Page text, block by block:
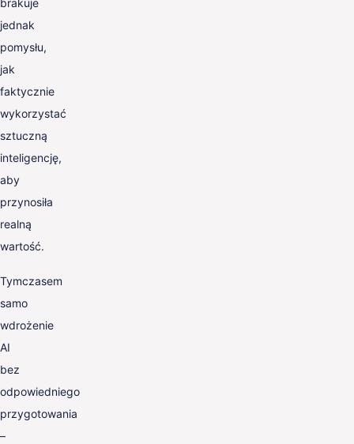
brakuje
jednak
pomysłu,
jak
faktycznie
wykorzystać
sztuczną
inteligencję,
aby
przynosiła
realną
wartość.
Tymczasem
samo
wdrożenie
AI
bez
odpowiedniego
przygotowania
–